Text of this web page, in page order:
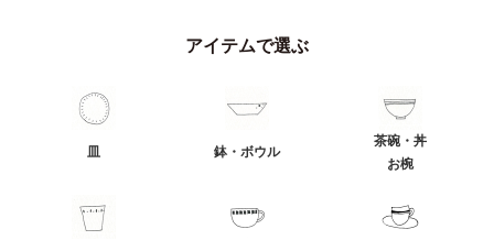
アイテムで選ぶ
皿 鉢・ボウル
茶碗・丼
お椀